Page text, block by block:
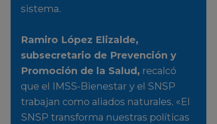
sistema.
Ramiro López Elizalde,
subsecretario de Prevención y
Promoción de la Salud, recalcó
que el IMSS-Bienestar y el SNSP
trabajan como aliados naturales. «El
SNSP transforma nuestras políticas